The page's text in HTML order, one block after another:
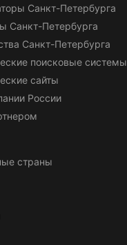
Санкт-Петербурга
Санкт-Петербурга
Санкт-Петербурга
поисковые системы
сайты
России
страны